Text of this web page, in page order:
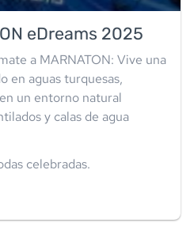
eDreams 2025
a MARNATON: Vive una
en aguas turquesas,
un entorno natural
y calas de agua
celebradas.